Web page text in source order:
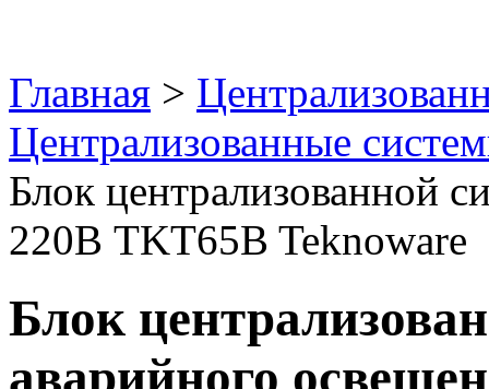
Главная >
Централизованные
Блок централизованной
220В TKT65B Teknoware
Блок
аварийного